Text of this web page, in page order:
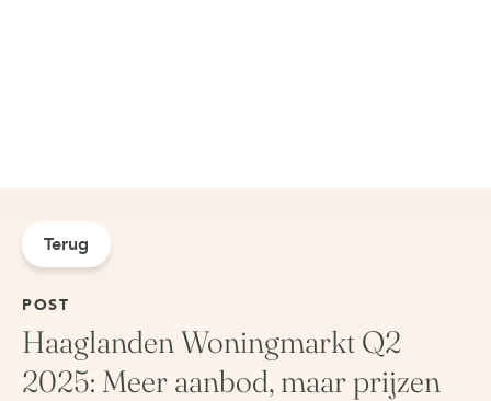
Terug
POST
Haaglanden Woningmarkt Q2
2025: Meer aanbod, maar prijzen